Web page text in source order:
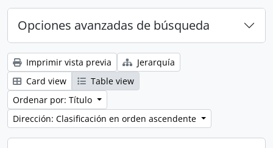
Opciones avanzadas de búsqueda
Imprimir vista previa
Jerarquía
Card view
Table view
Ordenar por: Título
Dirección: Clasificación en orden ascendente